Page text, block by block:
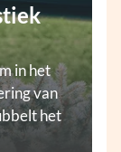
in het
van
het